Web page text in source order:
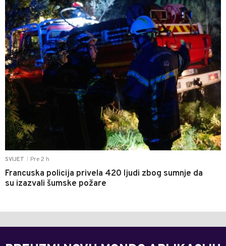
SVIJET Pre 2 h
Francuska policija privela 420 ljudi zbog sumnje da
su izazvali šumske požare